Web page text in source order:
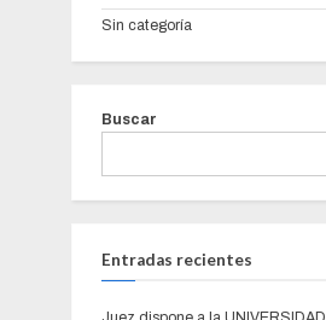
Sin categoría
Buscar
Entradas recientes